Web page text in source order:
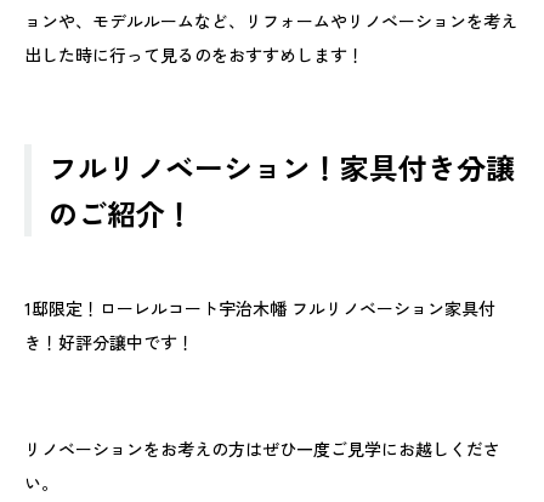
ョンや、モデルルームなど、リフォームやリノベーションを考え
出した時に行って見るのをおすすめします！
フルリノベーション！家具付き分譲
のご紹介！
1邸限定！ローレルコート宇治木幡 フルリノベーション家具付
き！好評分譲中です！
リノベーションをお考えの方はぜひ一度ご見学にお越しくださ
い。